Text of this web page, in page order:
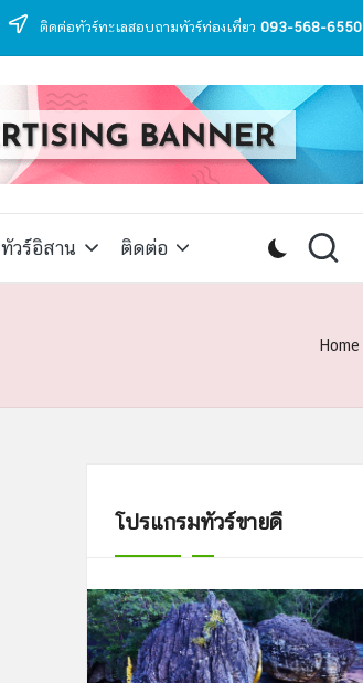
ติดต่อทัวร์ทะเลสอบถามทัวร์ท่องเที่ยว 093-568-6550
ทัวร์อิสาน ติดต่อ
Home
โปรแกรมทัวร์ขายดี